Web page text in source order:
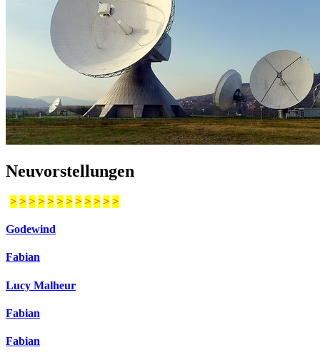
Neuvorstellungen
> > > > > > > > > > > >
Godewind
Fabian
Lucy Malheur
Fabian
Fabian